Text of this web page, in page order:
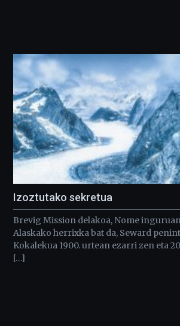
Izoztutako sekretua
Brevig Mission delakoa, Nome
Alaskako herrixka bat da, Seward
Kokalekua 1900. urtean ezarri zen eta
[…]